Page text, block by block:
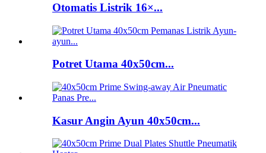
Otomatis Listrik 16×...
Potret Utama 40x50cm...
Kasur Angin Ayun 40x50cm...